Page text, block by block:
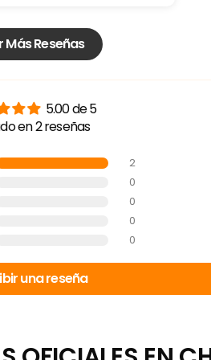
Más Reseñas
5.00 de 5
en 2 reseñas
2
0
0
0
0
una reseña